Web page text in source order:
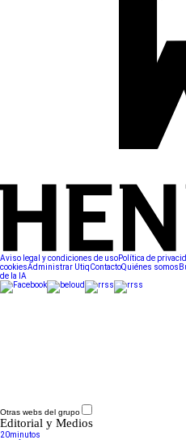
Aviso legal y condiciones de usoPolítica de
cookiesAdministrar UtiqContactoQuiénes somos
de la IA
Otras webs del grupo
Editorial y Medios
20minutos